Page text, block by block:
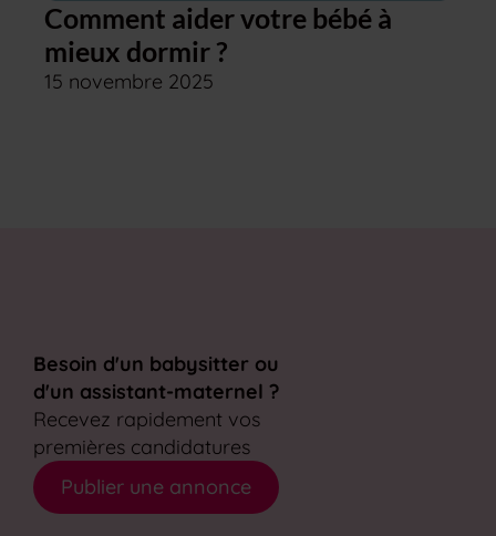
Comment aider votre bébé à
mieux dormir ?
15 novembre 2025
Besoin d'un babysitter ou
d'un assistant-maternel ?
Recevez rapidement vos
premières candidatures
Publier une annonce